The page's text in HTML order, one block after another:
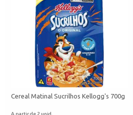
Cereal Matinal Sucrilhos Kellogg's 700g
A partir de 2 unid.